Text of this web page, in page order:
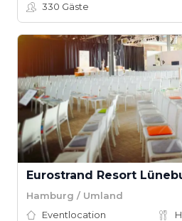
330 Gäste
Eurostrand Resort
Hamburg / Umland
Eventlocation